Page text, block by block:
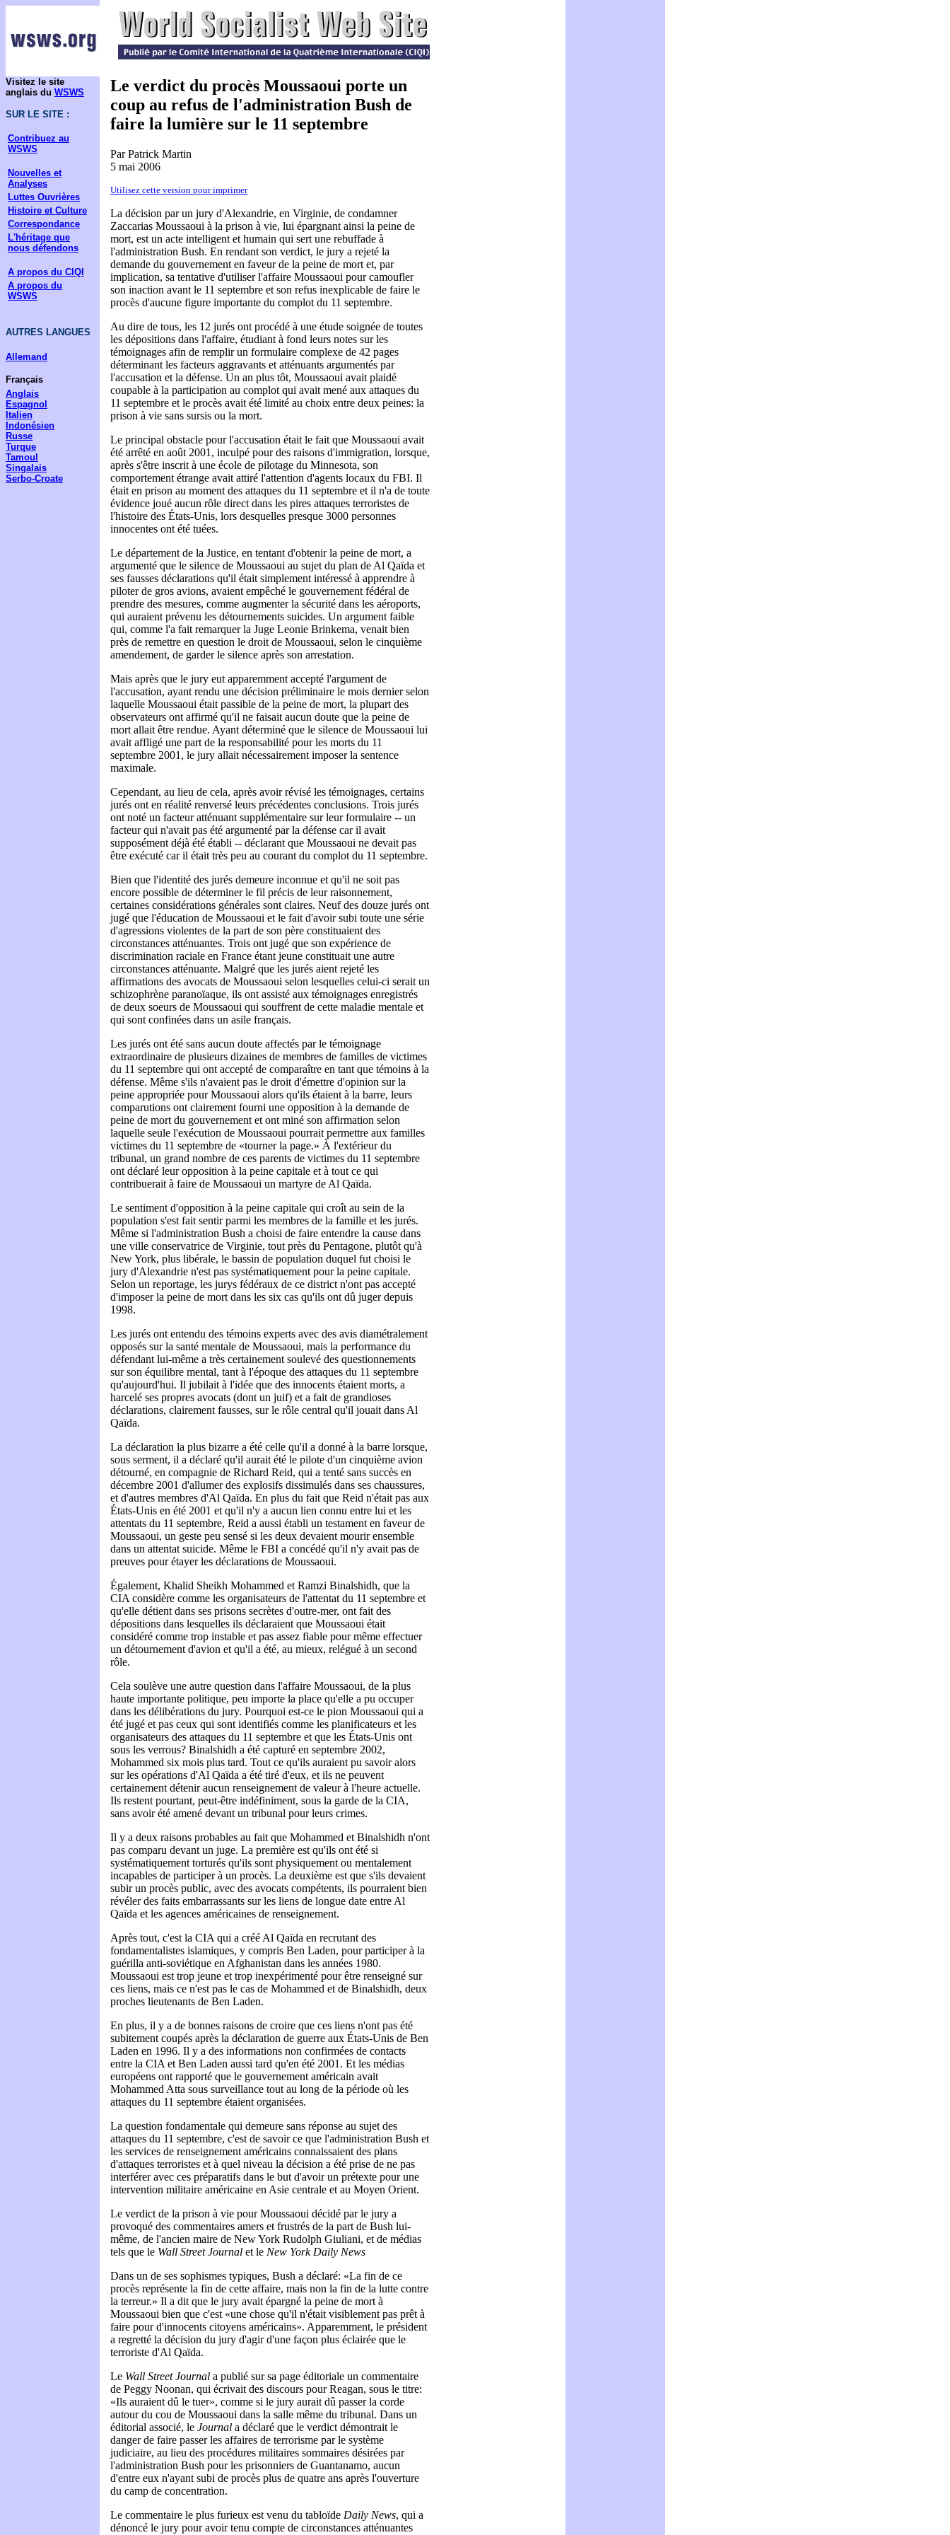
Visitez le site
anglais du WSWS
SUR LE SITE :
Contribuez au
WSWS
Nouvelles et
Analyses
Luttes Ouvrières
Histoire et Culture
Correspondance
L'héritage que
nous défendons
A propos du CIQI
A propos du
WSWS
AUTRES LANGUES
Allemand
Français
Anglais
Espagnol
Italien
Indonésien
Russe
Turque
Tamoul
Singalais
Serbo-Croate
Le verdict du procès Moussaoui porte un
coup au refus de l'administration Bush de
faire la lumière sur le 11 septembre
Par Patrick Martin
5 mai 2006
Utilisez cette version pour imprimer
La décision par un jury d'Alexandrie, en Virginie, de condamner
Zaccarias Moussaoui à la prison à vie, lui épargnant ainsi la peine de
mort, est un acte intelligent et humain qui sert une rebuffade à
l'administration Bush. En rendant son verdict, le jury a rejeté la
demande du gouvernement en faveur de la peine de mort et, par
implication, sa tentative d'utiliser l'affaire Moussaoui pour camoufler
son inaction avant le 11 septembre et son refus inexplicable de faire le
procès d'aucune figure importante du complot du 11 septembre.
Au dire de tous, les 12 jurés ont procédé à une étude soignée de toutes
les dépositions dans l'affaire, étudiant à fond leurs notes sur les
témoignages afin de remplir un formulaire complexe de 42 pages
déterminant les facteurs aggravants et atténuants argumentés par
l'accusation et la défense. Un an plus tôt, Moussaoui avait plaidé
coupable à la participation au complot qui avait mené aux attaques du
11 septembre et le procès avait été limité au choix entre deux peines: la
prison à vie sans sursis ou la mort.
Le principal obstacle pour l'accusation était le fait que Moussaoui avait
été arrêté en août 2001, inculpé pour des raisons d'immigration, lorsque,
après s'être inscrit à une école de pilotage du Minnesota, son
comportement étrange avait attiré l'attention d'agents locaux du FBI. Il
était en prison au moment des attaques du 11 septembre et il n'a de toute
évidence joué aucun rôle direct dans les pires attaques terroristes de
l'histoire des États-Unis, lors desquelles presque 3000 personnes
innocentes ont été tuées.
Le département de la Justice, en tentant d'obtenir la peine de mort, a
argumenté que le silence de Moussaoui au sujet du plan de Al Qaïda et
ses fausses déclarations qu'il était simplement intéressé à apprendre à
piloter de gros avions, avaient empêché le gouvernement fédéral de
prendre des mesures, comme augmenter la sécurité dans les aéroports,
qui auraient prévenu les détournements suicides. Un argument faible
qui, comme l'a fait remarquer la Juge Leonie Brinkema, venait bien
près de remettre en question le droit de Moussaoui, selon le cinquième
amendement, de garder le silence après son arrestation.
Mais après que le jury eut apparemment accepté l'argument de
l'accusation, ayant rendu une décision préliminaire le mois dernier selon
laquelle Moussaoui était passible de la peine de mort, la plupart des
observateurs ont affirmé qu'il ne faisait aucun doute que la peine de
mort allait être rendue. Ayant déterminé que le silence de Moussaoui lui
avait affligé une part de la responsabilité pour les morts du 11
septembre 2001, le jury allait nécessairement imposer la sentence
maximale.
Cependant, au lieu de cela, après avoir révisé les témoignages, certains
jurés ont en réalité renversé leurs précédentes conclusions. Trois jurés
ont noté un facteur atténuant supplémentaire sur leur formulaire -- un
facteur qui n'avait pas été argumenté par la défense car il avait
supposément déjà été établi -- déclarant que Moussaoui ne devait pas
être exécuté car il était très peu au courant du complot du 11 septembre.
Bien que l'identité des jurés demeure inconnue et qu'il ne soit pas
encore possible de déterminer le fil précis de leur raisonnement,
certaines considérations générales sont claires. Neuf des douze jurés ont
jugé que l'éducation de Moussaoui et le fait d'avoir subi toute une série
d'agressions violentes de la part de son père constituaient des
circonstances atténuantes. Trois ont jugé que son expérience de
discrimination raciale en France étant jeune constituait une autre
circonstances atténuante. Malgré que les jurés aient rejeté les
affirmations des avocats de Moussaoui selon lesquelles celui-ci serait un
schizophrène paranoïaque, ils ont assisté aux témoignages enregistrés
de deux soeurs de Moussaoui qui souffrent de cette maladie mentale et
qui sont confinées dans un asile français.
Les jurés ont été sans aucun doute affectés par le témoignage
extraordinaire de plusieurs dizaines de membres de familles de victimes
du 11 septembre qui ont accepté de comparaître en tant que témoins à la
défense. Même s'ils n'avaient pas le droit d'émettre d'opinion sur la
peine appropriée pour Moussaoui alors qu'ils étaient à la barre, leurs
comparutions ont clairement fourni une opposition à la demande de
peine de mort du gouvernement et ont miné son affirmation selon
laquelle seule l'exécution de Moussaoui pourrait permettre aux familles
victimes du 11 septembre de «tourner la page.» À l'extérieur du
tribunal, un grand nombre de ces parents de victimes du 11 septembre
ont déclaré leur opposition à la peine capitale et à tout ce qui
contribuerait à faire de Moussaoui un martyre de Al Qaïda.
Le sentiment d'opposition à la peine capitale qui croît au sein de la
population s'est fait sentir parmi les membres de la famille et les jurés.
Même si l'administration Bush a choisi de faire entendre la cause dans
une ville conservatrice de Virginie, tout près du Pentagone, plutôt qu'à
New York, plus libérale, le bassin de population duquel fut choisi le
jury d'Alexandrie n'est pas systématiquement pour la peine capitale.
Selon un reportage, les jurys fédéraux de ce district n'ont pas accepté
d'imposer la peine de mort dans les six cas qu'ils ont dû juger depuis
1998.
Les jurés ont entendu des témoins experts avec des avis diamétralement
opposés sur la santé mentale de Moussaoui, mais la performance du
défendant lui-même a très certainement soulevé des questionnements
sur son équilibre mental, tant à l'époque des attaques du 11 septembre
qu'aujourd'hui. Il jubilait à l'idée que des innocents étaient morts, a
harcelé ses propres avocats (dont un juif) et a fait de grandioses
déclarations, clairement fausses, sur le rôle central qu'il jouait dans Al
Qaïda.
La déclaration la plus bizarre a été celle qu'il a donné à la barre lorsque,
sous serment, il a déclaré qu'il aurait été le pilote d'un cinquième avion
détourné, en compagnie de Richard Reid, qui a tenté sans succès en
décembre 2001 d'allumer des explosifs dissimulés dans ses chaussures,
et d'autres membres d'Al Qaïda. En plus du fait que Reid n'était pas aux
États-Unis en été 2001 et qu'il n'y a aucun lien connu entre lui et les
attentats du 11 septembre, Reid a aussi établi un testament en faveur de
Moussaoui, un geste peu sensé si les deux devaient mourir ensemble
dans un attentat suicide. Même le FBI a concédé qu'il n'y avait pas de
preuves pour étayer les déclarations de Moussaoui.
Également, Khalid Sheikh Mohammed et Ramzi Binalshidh, que la
CIA considère comme les organisateurs de l'attentat du 11 septembre et
qu'elle détient dans ses prisons secrètes d'outre-mer, ont fait des
dépositions dans lesquelles ils déclaraient que Moussaoui était
considéré comme trop instable et pas assez fiable pour même effectuer
un détournement d'avion et qu'il a été, au mieux, relégué à un second
rôle.
Cela soulève une autre question dans l'affaire Moussaoui, de la plus
haute importante politique, peu importe la place qu'elle a pu occuper
dans les délibérations du jury. Pourquoi est-ce le pion Moussaoui qui a
été jugé et pas ceux qui sont identifiés comme les planificateurs et les
organisateurs des attaques du 11 septembre et que les États-Unis ont
sous les verrous? Binalshidh a été capturé en septembre 2002,
Mohammed six mois plus tard. Tout ce qu'ils auraient pu savoir alors
sur les opérations d'Al Qaïda a été tiré d'eux, et ils ne peuvent
certainement détenir aucun renseignement de valeur à l'heure actuelle.
Ils restent pourtant, peut-être indéfiniment, sous la garde de la CIA,
sans avoir été amené devant un tribunal pour leurs crimes.
Il y a deux raisons probables au fait que Mohammed et Binalshidh n'ont
pas comparu devant un juge. La première est qu'ils ont été si
systématiquement torturés qu'ils sont physiquement ou mentalement
incapables de participer à un procès. La deuxième est que s'ils devaient
subir un procès public, avec des avocats compétents, ils pourraient bien
révéler des faits embarrassants sur les liens de longue date entre Al
Qaïda et les agences américaines de renseignement.
Après tout, c'est la CIA qui a créé Al Qaïda en recrutant des
fondamentalistes islamiques, y compris Ben Laden, pour participer à la
guérilla anti-soviétique en Afghanistan dans les années 1980.
Moussaoui est trop jeune et trop inexpérimenté pour être renseigné sur
ces liens, mais ce n'est pas le cas de Mohammed et de Binalshidh, deux
proches lieutenants de Ben Laden.
En plus, il y a de bonnes raisons de croire que ces liens n'ont pas été
subitement coupés après la déclaration de guerre aux États-Unis de Ben
Laden en 1996. Il y a des informations non confirmées de contacts
entre la CIA et Ben Laden aussi tard qu'en été 2001. Et les médias
européens ont rapporté que le gouvernement américain avait
Mohammed Atta sous surveillance tout au long de la période où les
attaques du 11 septembre étaient organisées.
La question fondamentale qui demeure sans réponse au sujet des
attaques du 11 septembre, c'est de savoir ce que l'administration Bush et
les services de renseignement américains connaissaient des plans
d'attaques terroristes et à quel niveau la décision a été prise de ne pas
interférer avec ces préparatifs dans le but d'avoir un prétexte pour une
intervention militaire américaine en Asie centrale et au Moyen Orient.
Le verdict de la prison à vie pour Moussaoui décidé par le jury a
provoqué des commentaires amers et frustrés de la part de Bush lui-
même, de l'ancien maire de New York Rudolph Giuliani, et de médias
tels que le Wall Street Journal et le New York Daily News
Dans un de ses sophismes typiques, Bush a déclaré: «La fin de ce
procès représente la fin de cette affaire, mais non la fin de la lutte contre
la terreur.» Il a dit que le jury avait épargné la peine de mort à
Moussaoui bien que c'est «une chose qu'il n'était visiblement pas prêt à
faire pour d'innocents citoyens américains». Apparemment, le président
a regretté la décision du jury d'agir d'une façon plus éclairée que le
terroriste d'Al Qaïda.
Le Wall Street Journal a publié sur sa page éditoriale un commentaire
de Peggy Noonan, qui écrivait des discours pour Reagan, sous le titre:
«Ils auraient dû le tuer», comme si le jury aurait dû passer la corde
autour du cou de Moussaoui dans la salle même du tribunal. Dans un
éditorial associé, le Journal a déclaré que le verdict démontrait le
danger de faire passer les affaires de terrorisme par le système
judiciaire, au lieu des procédures militaires sommaires désirées par
l'administration Bush pour les prisonniers de Guantanamo, aucun
d'entre eux n'ayant subi de procès plus de quatre ans après l'ouverture
du camp de concentration.
Le commentaire le plus furieux est venu du tabloïde Daily News, qui a
dénoncé le jury pour avoir tenu compte de circonstances atténuantes